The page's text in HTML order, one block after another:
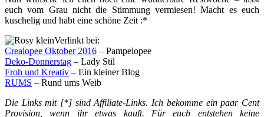
euch vom Grau nicht die Stimmung vermiesen! Macht es euch
kuschelig und habt eine schöne Zeit :*
Verlinkt bei:
Crealopee Oktober 2016 – Pampelopee
Deko-Donnerstag – Lady Stil
Froh und Kreativ – Ein kleiner Blog
RUMS – Rund ums Weib
Die Links mit [*] sind Affiliate-Links. Ich bekomme ein paar Cent
Provision, wenn ihr etwas kauft. Für euch entstehen keine